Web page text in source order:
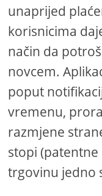
unaprijed
korisnicima
način da
novcem.
poput
vremenu,
razmjene
stopi (patentne
trgovinu jedno